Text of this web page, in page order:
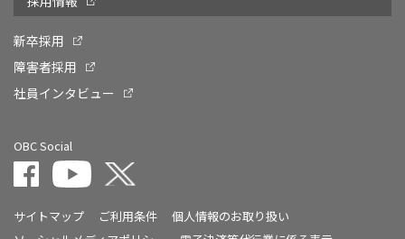
新卒採用
障害者採用
社員インタビュー
OBC Social
サイトマップ ご利用条件
個人情報のお取り扱い